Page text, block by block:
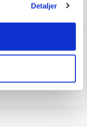
Detaljer